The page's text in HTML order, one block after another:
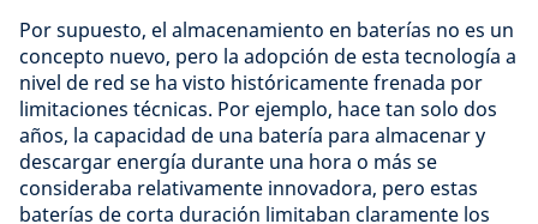
Por supuesto, el almacenamiento en baterías no es un
concepto nuevo, pero la adopción de esta tecnología a
nivel de red se ha visto históricamente frenada por
limitaciones técnicas. Por ejemplo, hace tan solo dos
años, la capacidad de una batería para almacenar y
descargar energía durante una hora o más se
consideraba relativamente innovadora, pero estas
baterías de corta duración limitaban claramente los